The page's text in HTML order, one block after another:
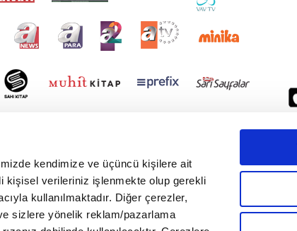
kendimize ve üçüncü kişilere ait
kişisel verileriniz işlenmekte olup gerekli
kullanılmaktadır. Diğer çerezler,
sizlere yönelik reklam/pazarlama